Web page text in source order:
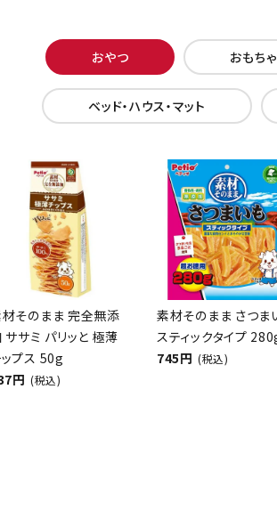
おやつ おもちゃ
ベッド・ハウス・マット
そのまま 完全無添
ササミ パリッと 極薄
プス 50g
円 (税込)
素材そのまま さつま
スティックタイプ
745円 (税込)